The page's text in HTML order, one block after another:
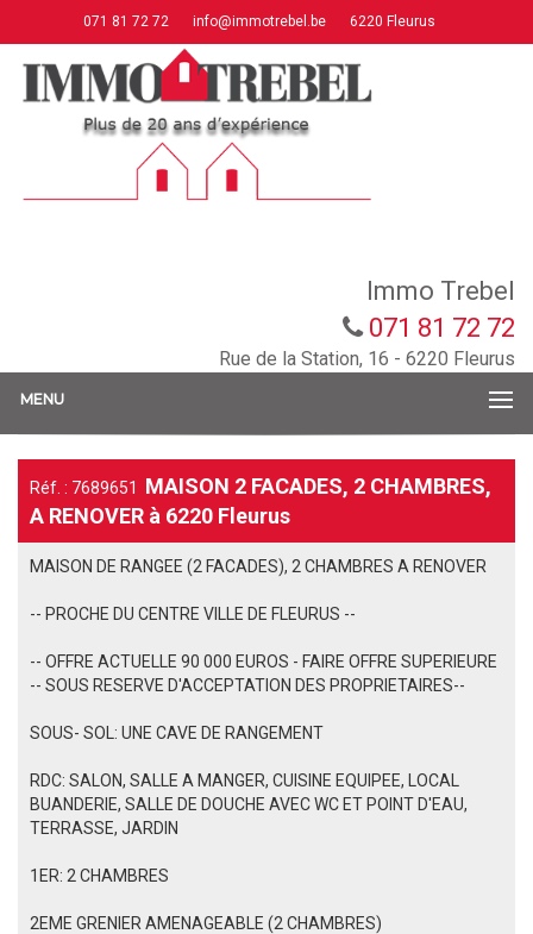
071 81 72 72 info@immotrebel.be 6220 Fleurus
Immo Trebel
071 81 72 72
Rue de la Station, 16 - 6220 Fleurus
MENU
Réf. : 7689651 MAISON 2 FACADES, 2 CHAMBRES,
A RENOVER à 6220 Fleurus
MAISON DE RANGEE (2 FACADES), 2 CHAMBRES A RENOVER
-- PROCHE DU CENTRE VILLE DE FLEURUS --
-- OFFRE ACTUELLE 90 000 EUROS - FAIRE OFFRE SUPERIEURE
-- SOUS RESERVE D'ACCEPTATION DES PROPRIETAIRES--
SOUS- SOL: UNE CAVE DE RANGEMENT
RDC: SALON, SALLE A MANGER, CUISINE EQUIPEE, LOCAL
BUANDERIE, SALLE DE DOUCHE AVEC WC ET POINT D'EAU,
TERRASSE, JARDIN
1ER: 2 CHAMBRES
2EME GRENIER AMENAGEABLE (2 CHAMBRES)